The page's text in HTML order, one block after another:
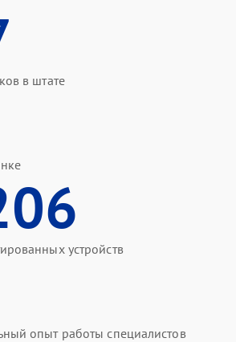
в штате
устройств
опыт работы специалистов